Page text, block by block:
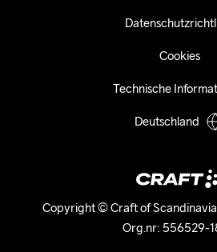
Copyright © Craft of
Org.nr: 556529-
Cookies
Technische
Deutschland